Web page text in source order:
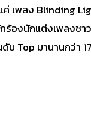
ค่ เพลง Blinding
ร้องนักแต่งเพลงชา
ดับ Top มานานกว่า